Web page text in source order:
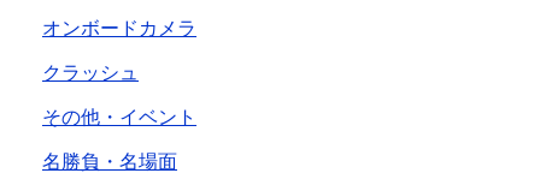
オンボードカメラ
クラッシュ
その他・イベント
名勝負・名場面